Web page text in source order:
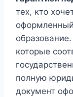
тех, кто
которые
полную
документ